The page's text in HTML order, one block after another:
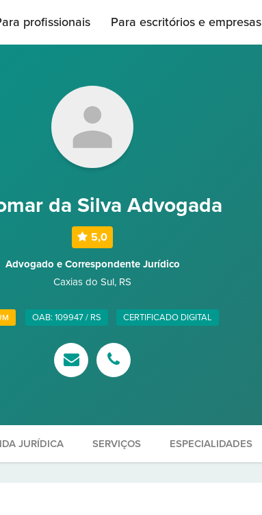
profissionais Para escritórios e empresas
da Silva Advogada
5,0
Advogado e Correspondente Jurídico
Caxias do Sul, RS
OAB: 109947 / RS CERTIFICADO DIGITAL
JURÍDICA SERVIÇOS ESPECIALIDADES